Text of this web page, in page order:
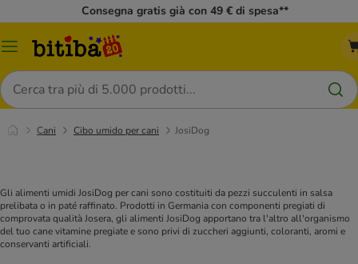
Consegna gratis già con 49 € di spesa**
Overview
Cerca
Cani Cibo umido per cani JosiDog
Gli alimenti umidi JosiDog per cani sono costituiti da pezzi succulenti in salsa
prelibata o in paté raffinato. Prodotti in Germania con componenti pregiati di
comprovata qualità Josera, gli alimenti JosiDog apportano tra l'altro all'organismo
del tuo cane vitamine pregiate e sono privi di zuccheri aggiunti, coloranti, aromi e
conservanti artificiali.